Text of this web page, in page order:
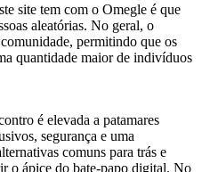
site tem com o Omegle é que
aleatórias. No geral, o
permitindo que os
quantidade maior de indivíduos
é elevada a patamares
segurança e uma
comuns para trás e
o ápice do bate-papo digital. No